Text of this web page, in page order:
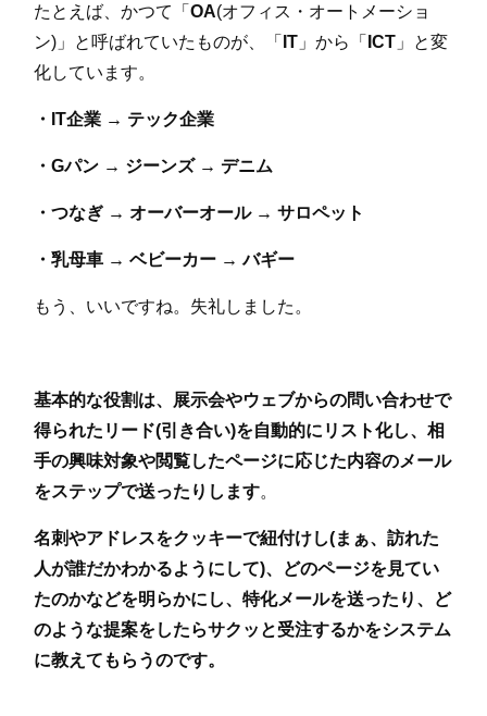
たとえば、かつて「OA(オフィス・オートメーショ
ン)」と呼ばれていたものが、「 IT 」から「 ICT 」と変
化しています。
・IT企業 → テック企業
・Gパン → ジーンズ → デニム
・つなぎ → オーバーオール → サロペット
・乳母車 → ベビーカー → バギー
もう、いいですね。失礼しました。
基本的な役割は、展示会やウェブからの問い合わせで
得られたリード(引き合い)を自動的にリスト化し、相
手の興味対象や閲覧したページに応じた内容のメール
をステップで送ったりします。
名刺やアドレスをクッキーで紐付けし(まぁ、訪れた
人が誰だかわかるようにして)、どのページを見てい
たのかなどを明らかにし、特化メールを送ったり、ど
のような提案をしたらサクッと受注するかをシステム
に教えてもらうのです。